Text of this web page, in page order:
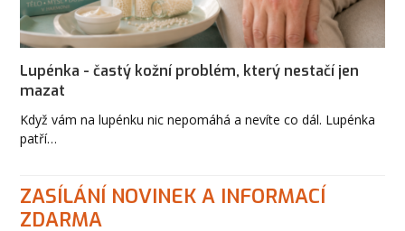
Lupénka - častý kožní problém, který nestačí jen
mazat
Když vám na lupénku nic nepomáhá a nevíte co dál. Lupénka
patří…
ZASÍLÁNÍ NOVINEK A INFORMACÍ
ZDARMA